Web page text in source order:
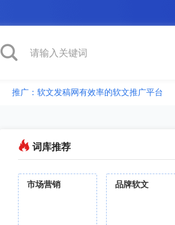
推广：软文发稿网有效率的软文推广平台
词库推荐
市场营销 品牌软文